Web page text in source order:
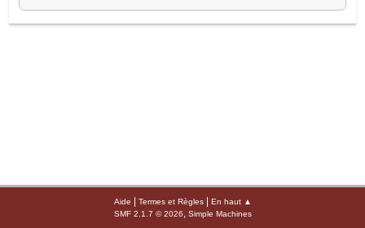
Aide Termes et Règles| En haut ▲
SMF 2.1.7 © 2026
Simple Machines